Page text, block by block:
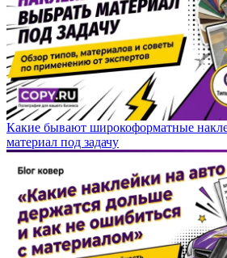
Какие бывают широкоформатные
материал под задачу